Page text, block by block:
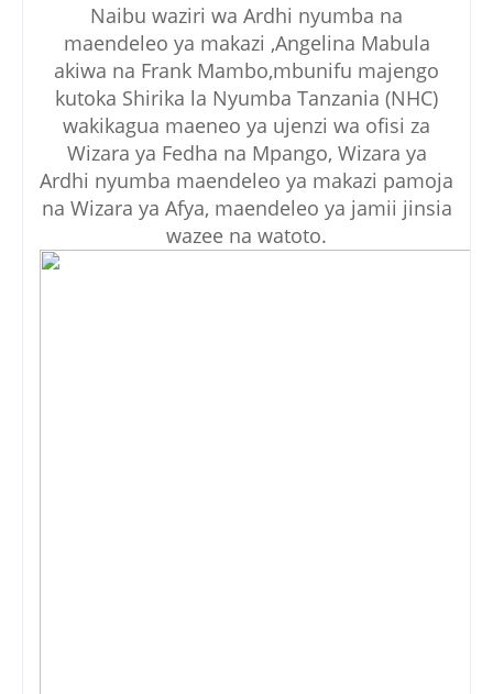
Naibu waziri wa Ardhi nyumba na
maendeleo ya makazi ,Angelina Mabula
akiwa na Frank Mambo,mbunifu majengo
kutoka Shirika la Nyumba Tanzania (NHC)
wakikagua maeneo ya ujenzi wa ofisi za
Wizara ya Fedha na Mpango, Wizara ya
Ardhi nyumba maendeleo ya makazi pamoja
na Wizara ya Afya, maendeleo ya jamii jinsia
wazee na watoto.